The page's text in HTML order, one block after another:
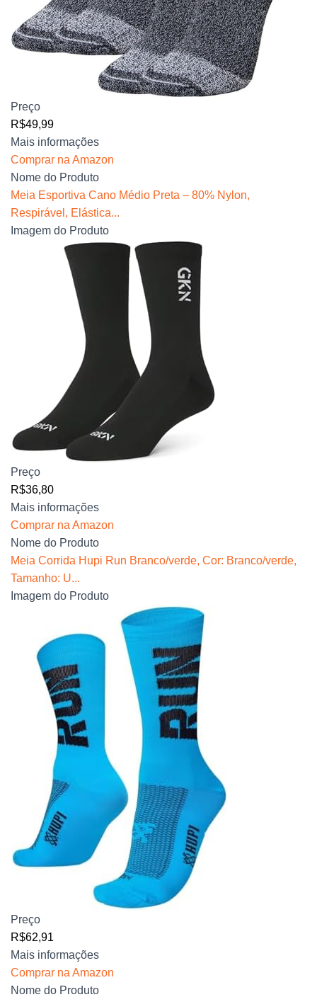
Preço
R$49,99
Mais informações
Comprar na Amazon
Nome do Produto
Meia Esportiva Cano Médio Preta – 80% Nylon,
Respirável, Elástica...
Imagem do Produto
Preço
R$36,80
Mais informações
Comprar na Amazon
Nome do Produto
Meia Corrida Hupi Run Branco/verde, Cor: Branco/verde,
Tamanho: U...
Imagem do Produto
Preço
R$62,91
Mais informações
Comprar na Amazon
Nome do Produto